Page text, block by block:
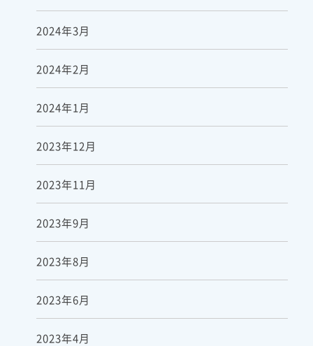
2024年3月
2024年2月
2024年1月
2023年12月
2023年11月
2023年9月
2023年8月
2023年6月
2023年4月